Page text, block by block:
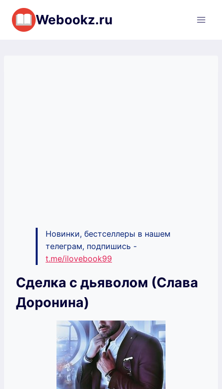
Перейти
содержимому
Webookz.ru
Новинки, бестселлеры в нашем
телеграм, подпишись -
t.me/ilovebook99
Сделка с дьяволом (Слава
Доронина)